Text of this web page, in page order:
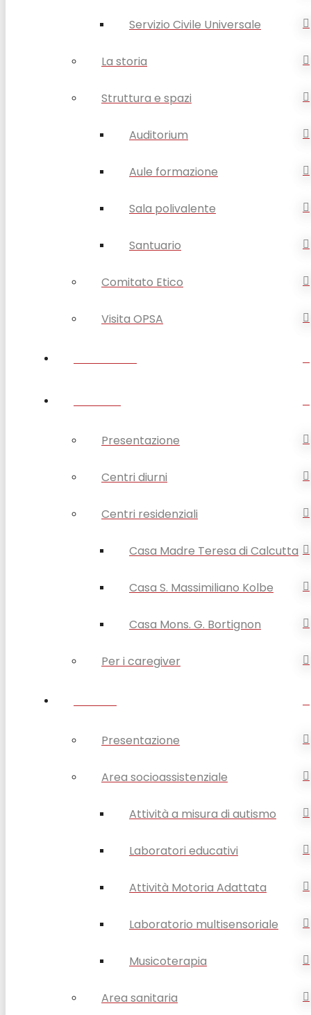
Servizio Civile Universale
La storia
Struttura e spazi
Auditorium
Aule formazione
Sala polivalente
Santuario
Comitato Etico
Visita OPSA
Presentazione
Centri diurni
Centri residenziali
Casa Madre Teresa di Calcutta
Casa S. Massimiliano Kolbe
Casa Mons. G. Bortignon
Per i caregiver
Presentazione
Area socioassistenziale
Attività a misura di autismo
Laboratori educativi
Attività Motoria Adattata
Laboratorio multisensoriale
Musicoterapia
Area sanitaria